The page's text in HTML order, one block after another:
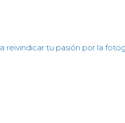
reivindicar tu pasión por la